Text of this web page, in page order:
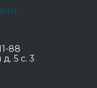
88
5 с. 3